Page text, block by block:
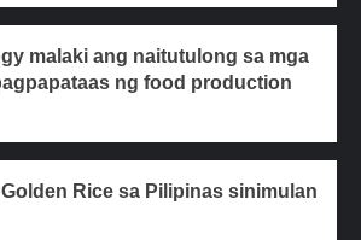
malaki ang naitutulong sa mga
ng food production
Rice sa Pilipinas sinimulan